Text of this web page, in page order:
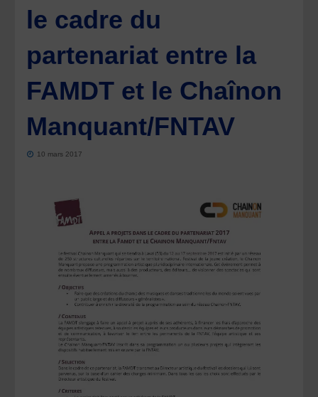
le cadre du
partenariat entre la
FAMDT et le Chaînon
Manquant/FNTAV
10 mars 2017